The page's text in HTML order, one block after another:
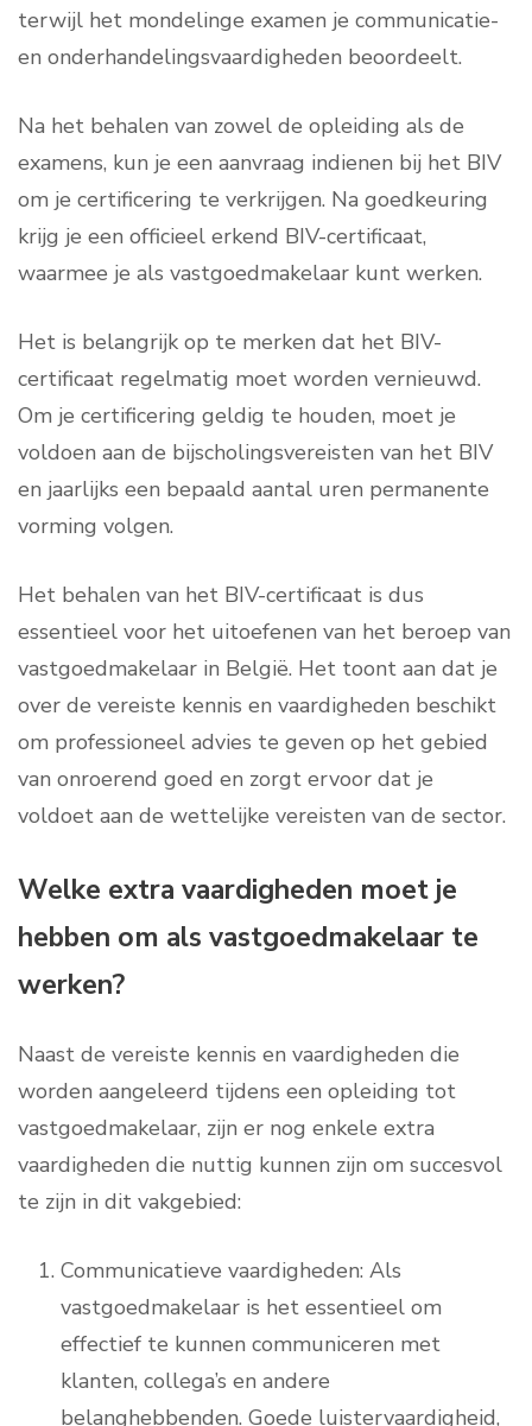
terwijl het mondelinge examen je communicatie-
en onderhandelingsvaardigheden beoordeelt.
Na het behalen van zowel de opleiding als de
examens, kun je een aanvraag indienen bij het BIV
om je certificering te verkrijgen. Na goedkeuring
krijg je een officieel erkend BIV-certificaat,
waarmee je als vastgoedmakelaar kunt werken.
Het is belangrijk op te merken dat het BIV-
certificaat regelmatig moet worden vernieuwd.
Om je certificering geldig te houden, moet je
voldoen aan de bijscholingsvereisten van het BIV
en jaarlijks een bepaald aantal uren permanente
vorming volgen.
Het behalen van het BIV-certificaat is dus
essentieel voor het uitoefenen van het beroep van
vastgoedmakelaar in België. Het toont aan dat je
over de vereiste kennis en vaardigheden beschikt
om professioneel advies te geven op het gebied
van onroerend goed en zorgt ervoor dat je
voldoet aan de wettelijke vereisten van de sector.
Welke extra vaardigheden moet je
hebben om als vastgoedmakelaar te
werken?
Naast de vereiste kennis en vaardigheden die
worden aangeleerd tijdens een opleiding tot
vastgoedmakelaar, zijn er nog enkele extra
vaardigheden die nuttig kunnen zijn om succesvol
te zijn in dit vakgebied:
Communicatieve vaardigheden: Als
vastgoedmakelaar is het essentieel om
effectief te kunnen communiceren met
klanten, collega’s en andere
belanghebbenden. Goede luistervaardigheid,